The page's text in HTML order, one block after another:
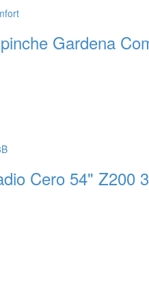
Gardena
Cero 54" Z200